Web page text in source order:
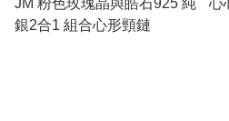
JM 粉色玫瑰晶與皓石925 純
銀2合1 組合心形頸鏈
心